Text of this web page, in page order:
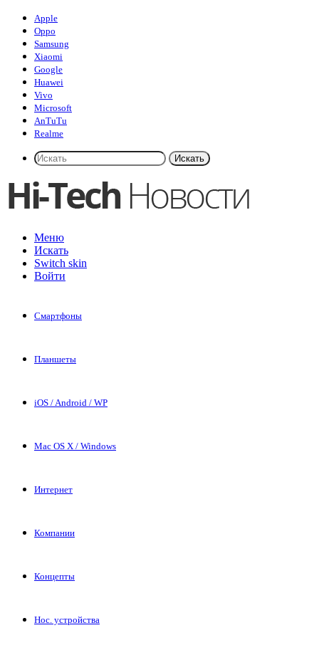
Apple
Oppo
Samsung
Xiaomi
Google
Huawei
Vivo
Microsoft
AnTuTu
Realme
Искать
Меню
Искать
Switch skin
Войти
Смартфоны
Планшеты
iOS / Android / WP
Mac OS X / Windows
Интернет
Компании
Концепты
Нос. устройства